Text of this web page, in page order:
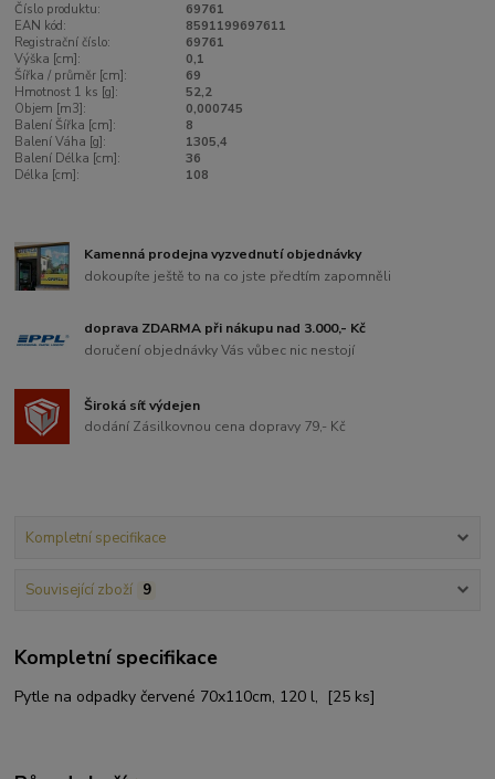
Číslo produktu:
69761
EAN kód:
8591199697611
Registrační číslo:
69761
Výška [cm]:
0,1
Šířka / průměr [cm]:
69
Hmotnost 1 ks [g]:
52,2
Objem [m3]:
0,000745
Balení Šířka [cm]:
8
Balení Váha [g]:
1305,4
Balení Délka [cm]:
36
Délka [cm]:
108
Kamenná prodejna vyzvednutí objednávky
dokoupíte ještě to na co jste předtím zapomněli
doprava ZDARMA při nákupu nad 3.000,- Kč
doručení objednávky Vás vůbec nic nestojí
Široká síť výdejen
dodání Zásilkovnou cena dopravy 79,- Kč
Kompletní specifikace
Související zboží 9
Kompletní specifikace
Pytle na odpadky červené 70x110cm, 120 l, [25 ks]